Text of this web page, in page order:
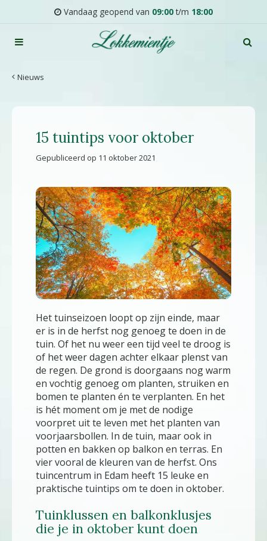
Nieuws
Vandaag geopend van 09:00t/m 18:00
15 tuintips voor oktober
Gepubliceerd op 11 oktober 2021
Het tuinseizoen loopt op zijn einde, maar
er is in de herfst nog genoeg te doen in de
tuin. Of het nu weer een tijd veel te droog is
of het weer dagen achter elkaar plenst van
de regen. De grond is doorgaans nog warm
en vochtig genoeg om planten, struiken en
bomen te planten én te verplanten. En het
is hét moment om je met de nodige
voorpret uit te leven met het planten van
voorjaarsbollen. In de tuin, maar ook in
potten en bakken op balkon en terras. En
vier vooral de kleuren van de herfst. Ons
tuincentrum in Edam heeft 15 leuke en
praktische tuintips om te doen in oktober.
Tuinklussen en balkonklusjes
die je in oktober kunt doen